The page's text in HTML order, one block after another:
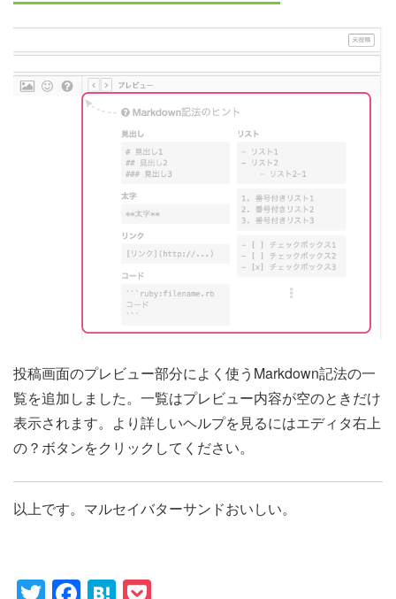
投稿画面のプレビュー部分によく使うMarkdown記法の一
覧を追加しました。一覧はプレビュー内容が空のときだけ
表示されます。より詳しいヘルプを見るにはエディタ右上
の？ボタンをクリックしてください。
以上です。マルセイバターサンドおいしい。